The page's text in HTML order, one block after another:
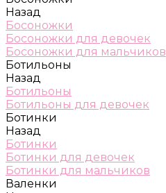
Назад
Босоножки
Босоножки для девочек
Босоножки для мальчиков
Ботильоны
Назад
Ботильоны
Ботильоны для девочек
Ботинки
Назад
Ботинки
Ботинки для девочек
Ботинки для мальчиков
Валенки